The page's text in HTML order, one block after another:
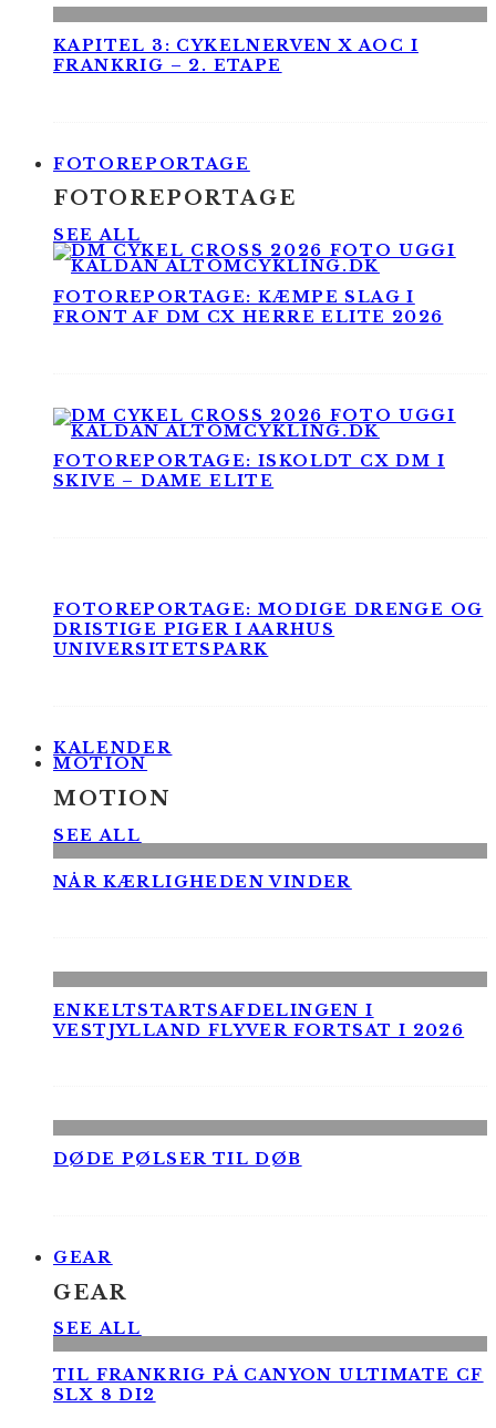
KAPITEL 3: CYKELNERVEN X AOC I
FRANKRIG – 2. ETAPE
FOTOREPORTAGE
FOTOREPORTAGE
SEE ALL
FOTOREPORTAGE: KÆMPE SLAG I
FRONT AF DM CX HERRE ELITE 2026
FOTOREPORTAGE: ISKOLDT CX DM I
SKIVE – DAME ELITE
FOTOREPORTAGE: MODIGE DRENGE OG
DRISTIGE PIGER I AARHUS
UNIVERSITETSPARK
KALENDER
MOTION
MOTION
SEE ALL
NÅR KÆRLIGHEDEN VINDER
ENKELTSTARTSAFDELINGEN I
VESTJYLLAND FLYVER FORTSAT I 2026
DØDE PØLSER TIL DØB
GEAR
GEAR
SEE ALL
TIL FRANKRIG PÅ CANYON ULTIMATE CF
SLX 8 DI2